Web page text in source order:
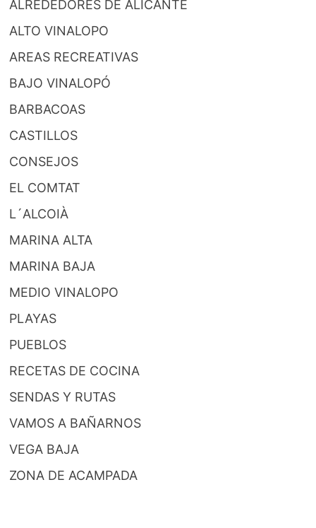
ALREDEDORES DE ALICANTE
ALTO VINALOPO
AREAS RECREATIVAS
BAJO VINALOPÓ
BARBACOAS
CASTILLOS
CONSEJOS
EL COMTAT
L´ALCOIÀ
MARINA ALTA
MARINA BAJA
MEDIO VINALOPO
PLAYAS
PUEBLOS
RECETAS DE COCINA
SENDAS Y RUTAS
VAMOS A BAÑARNOS
VEGA BAJA
ZONA DE ACAMPADA